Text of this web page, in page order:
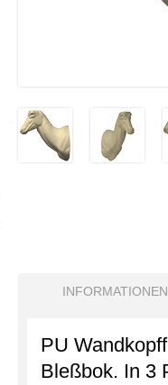
INFORMATIONEN
PU
Bleßbok. In 3